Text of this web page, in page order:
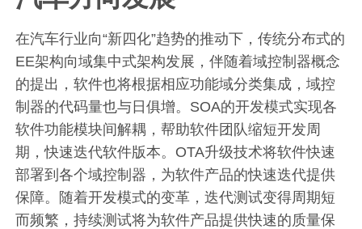
在汽车行业向“新四化”趋势的推动下，传统分布式的
EE架构向域集中式架构发展，伴随着域控制器概念
的提出，软件也将根据相应功能域分类集成，域控
制器的代码量也与日俱增。SOA的开发模式实现各
软件功能模块间解耦，帮助软件团队缩短开发周
期，快速迭代软件版本。OTA升级技术将软件快速
部署到各个域控制器，为软件产品的快速迭代提供
保障。随着开发模式的变革，迭代测试变得周期短
而频繁，持续测试将为软件产品提供快速的质量保